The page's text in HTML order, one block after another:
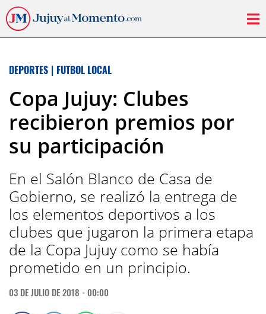
DEPORTES | FUTBOL LOCAL
Copa Jujuy: Clubes
recibieron premios por
su participación
En el Salón Blanco de Casa de
Gobierno, se realizó la entrega de
los elementos deportivos a los
clubes que jugaron la primera etapa
de la Copa Jujuy como se había
prometido en un principio.
03 DE JULIO DE 2018 - 00:00